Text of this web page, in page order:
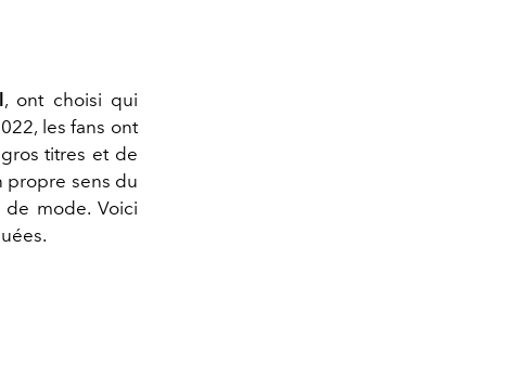
, ont choisi qui
les fans ont
titres et de
propre sens du
mode. Voici